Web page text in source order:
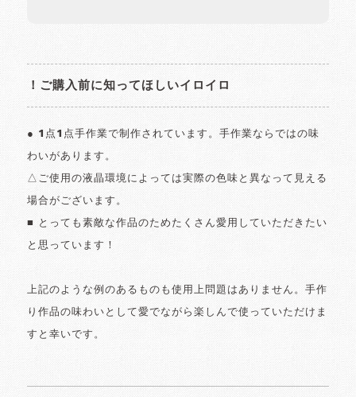
！ご購入前に知ってほしいイロイロ
● 1点1点手作業で制作されています。手作業ならではの味
わいがあります。
△ご使用の液晶環境によっては実際の色味と異なって見える
場合がございます。
■ とっても素敵な作品のためたくさん愛用していただきたい
と思っています！
上記のような例のあるものも使用上問題はありません。手作
り作品の味わいとして愛でながら楽しんで使っていただけま
すと幸いです。